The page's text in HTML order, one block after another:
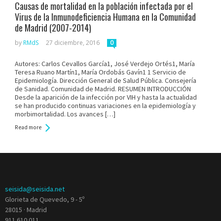
Causas de mortalidad en la población infectada por el
Virus de la Inmunodeficiencia Humana en la Comunidad
de Madrid (2007-2014)
by RMdS 27 diciembre, 2016 0
Autores: Carlos Cevallos García1, José Verdejo Ortés1, María
Teresa Ruano Martín1, María Ordobás Gavín1 1 Servicio de
Epidemiología. Dirección General de Salud Pública. Consejería
de Sanidad. Comunidad de Madrid. RESUMEN INTRODUCCIÓN
Desde la aparición de la infección por VIH y hasta la actualidad
se han producido continuas variaciones en la epidemiología y
morbimortalidad. Los avances […]
Read more
seisida@seisida.net
Glorieta de Quevedo, 9 - 5º
28015 · Madrid